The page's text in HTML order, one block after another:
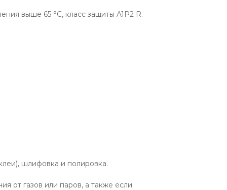
выше 65 °С, класс защиты A1P2 R.
шлифовка и полировка.
от газов или паров, а также если